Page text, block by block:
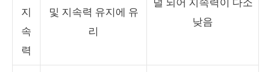
지
속
력
및 지속력 유지에 유
리
낮음